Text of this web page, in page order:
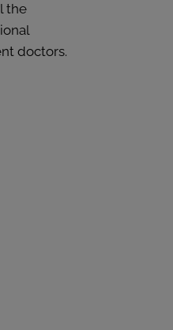
the
doctors.